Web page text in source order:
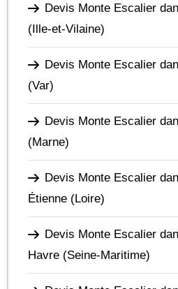
Devis Monte Escalier
(Ille-et-Vilaine)
Devis Monte Escalier
(Var)
Devis Monte Escalier
(Marne)
Devis Monte Escalier
Étienne (Loire)
Devis Monte Escalier
Havre (Seine-Maritime)